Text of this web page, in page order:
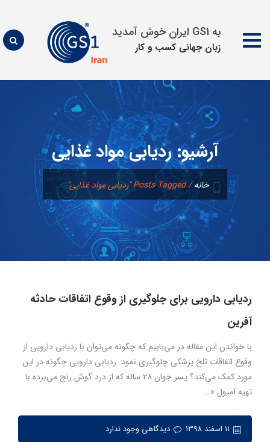
به GS1 ایران خوش آمدید
زبان جهانی كسب و كار
محتوا
آرشیو:ردیابی مواد غذایی
خانه/Posts Tagged "ردیابی مواد غذایی"
ردیابی دارویی برای جلوگیری از وقوع اتفاقات حادثه
آفرین
با خواندن این مقاله در می‌بابیم که چگونه می‌توان با ردیابی دارویی از
وقوع اتفاقات تلخ پزشکی چلوگیری نمود. ردیابی دارویی چگونه در این
مورد کمک می‌کند؟ پسر جوان ۲۸ ساله که از درد گوش رنج می‌برده با
تهیه آمپول «...
دیدگاهی وجود ندارد